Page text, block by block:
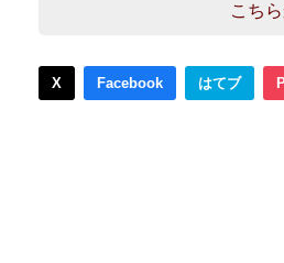
こち
X Facebook はてブ